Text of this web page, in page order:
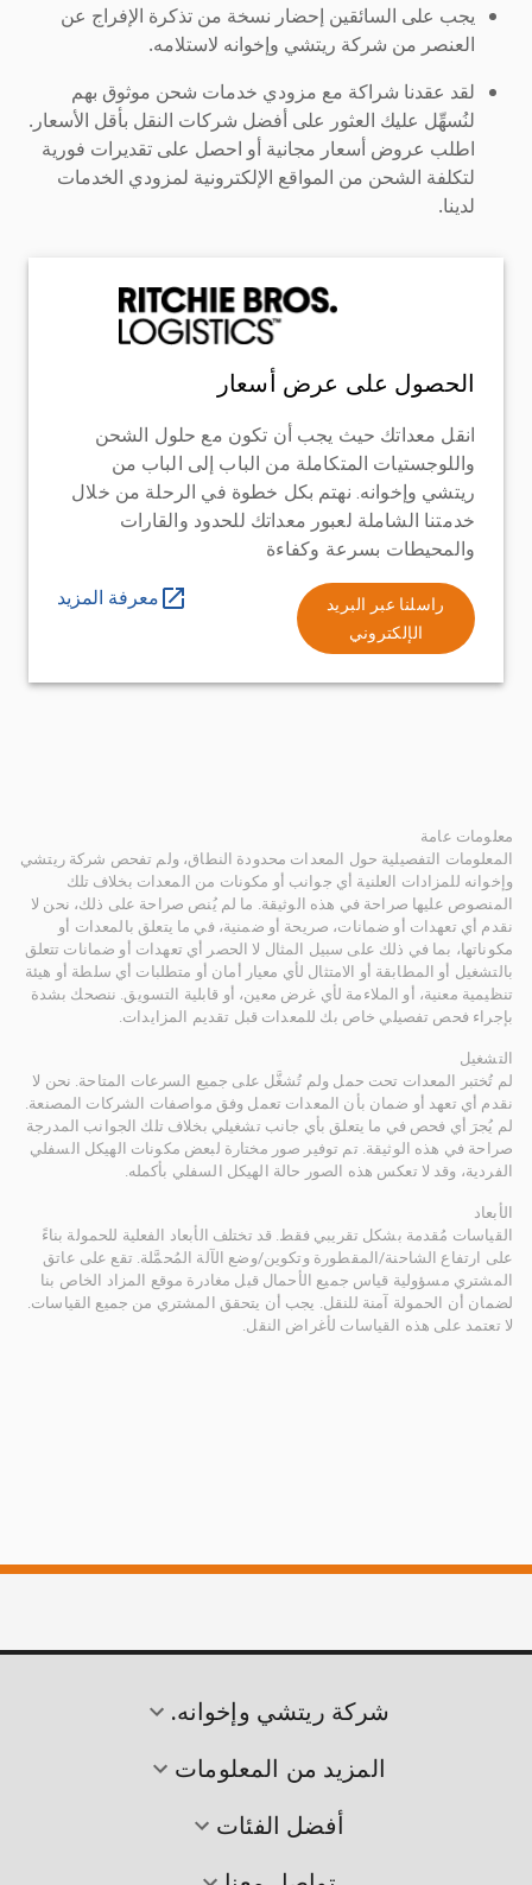
يجب على السائقين إحضار نسخة من تذكرة الإفراج عن
العنصر من شركة ريتشي وإخوانه لاستلامه.
لقد عقدنا شراكة مع مزودي خدمات شحن موثوق بهم
لنُسهِّل عليك العثور على أفضل شركات النقل بأقل الأسعار.
اطلب عروض أسعار مجانية أو احصل على تقديرات فورية
لتكلفة الشحن من المواقع الإلكترونية لمزودي الخدمات
لدينا.
الحصول على عرض أسعار
انقل معداتك حيث يجب أن تكون مع حلول الشحن
واللوجستيات المتكاملة من الباب إلى الباب من
ريتشي وإخوانه. نهتم بكل خطوة في الرحلة من خلال
خدمتنا الشاملة لعبور معداتك للحدود والقارات
والمحيطات بسرعة وكفاءة
راسلنا عبر البريد
الإلكتروني
معرفة المزيد
معلومات عامة
المعلومات التفصيلية حول المعدات محدودة النطاق، ولم تفحص شركة ريتشي
وإخوانه للمزادات العلنية أي جوانب أو مكونات من المعدات بخلاف تلك
المنصوص عليها صراحة في هذه الوثيقة. ما لم يُنص صراحة على ذلك، نحن لا
نقدم أي تعهدات أو ضمانات، صريحة أو ضمنية، في ما يتعلق بالمعدات أو
مكوناتها، بما في ذلك على سبيل المثال لا الحصر أي تعهدات أو ضمانات تتعلق
بالتشغيل أو المطابقة أو الامتثال لأي معيار أمان أو متطلبات أي سلطة أو هيئة
تنظيمية معنية، أو الملاءمة لأي غرض معين، أو قابلية التسويق. ننصحك بشدة
بإجراء فحص تفصيلي خاص بك للمعدات قبل تقديم المزايدات.
التشغيل
لم تُختبر المعدات تحت حمل ولم تُشغَّل على جميع السرعات المتاحة. نحن لا
نقدم أي تعهد أو ضمان بأن المعدات تعمل وفق مواصفات الشركات المصنعة.
لم يُجرَ أي فحص في ما يتعلق بأي جانب تشغيلي بخلاف تلك الجوانب المدرجة
صراحة في هذه الوثيقة. تم توفير صور مختارة لبعض مكونات الهيكل السفلي
الفردية، وقد لا تعكس هذه الصور حالة الهيكل السفلي بأكمله.
الأبعاد
القياسات مُقدمة بشكل تقريبي فقط. قد تختلف الأبعاد الفعلية للحمولة بناءً
على ارتفاع الشاحنة/المقطورة وتكوين/وضع الآلة المُحمَّلة. تقع على عاتق
المشتري مسؤولية قياس جميع الأحمال قبل مغادرة موقع المزاد الخاص بنا
لضمان أن الحمولة آمنة للنقل. يجب أن يتحقق المشتري من جميع القياسات.
لا تعتمد على هذه القياسات لأغراض النقل.
شركة ريتشي وإخوانه.
المزيد من المعلومات
أفضل الفئات